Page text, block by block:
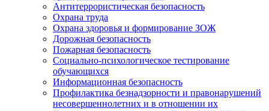
Антитеррористическая безопасность
Охрана труда
Охрана здоровья и формирование ЗОЖ
Дорожная безопасность
Пожарная безопасность
Социально-психологическое тестирование
обучающихся
Информационная безопасность
Профилактика безнадзорности и правонарушений
несовершеннолетних и в отношении их